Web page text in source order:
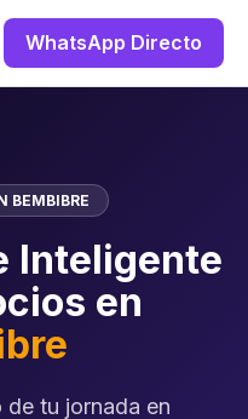
WhatsApp Directo
BEMBIBRE
Inteligente
en
tu jornada en